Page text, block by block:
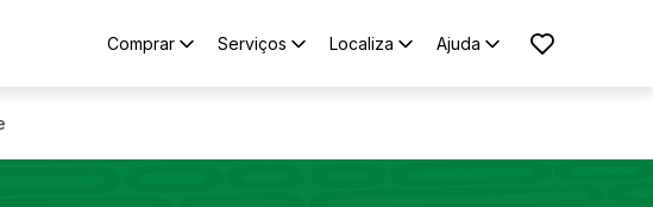
Comprar Serviços Localiza Ajuda